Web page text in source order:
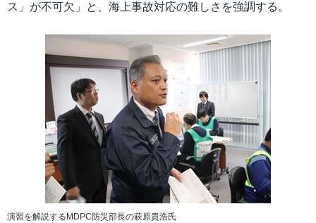
ス」が不可欠」と、海上事故対応の難しさを強調する。
演習を解説するMDPC防災部長の萩原貴浩氏